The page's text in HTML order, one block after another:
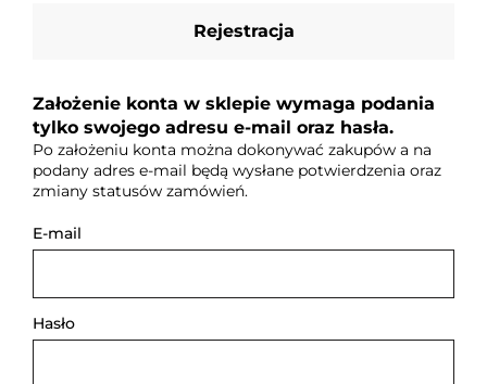
Rejestracja
Założenie konta w sklepie wymaga podania
tylko swojego adresu e-mail oraz hasła.
Po założeniu konta można dokonywać zakupów a na
podany adres e-mail będą wysłane potwierdzenia oraz
zmiany statusów zamówień.
E-mail
Hasło